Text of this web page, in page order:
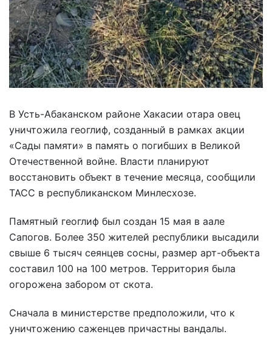
В Усть-Абаканском районе Хакасии отара овец
уничтожила геоглиф, созданный в рамках акции
«Сады памяти» в память о погибших в Великой
Отечественной войне. Власти планируют
восстановить объект в течение месяца, сообщили
ТАСС в республиканском Минлесхозе.
Памятный геоглиф был создан 15 мая в аале
Сапогов. Более 350 жителей республики высадили
свыше 6 тысяч сеянцев сосны, размер арт-объекта
составил 100 на 100 метров. Территория была
огорожена забором от скота.
Сначала в министерстве предположили, что к
уничтожению саженцев причастны вандалы.